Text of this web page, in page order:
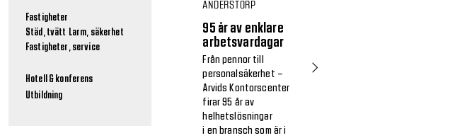
Fastigheter
Städ, tvätt Larm, säkerhet
Fastigheter, service
Hotell & konferens
Utbildning
ANDERSTORP
95 år av enklare
arbetsvardagar
Från pennor till
personalsäkerhet –
Arvids Kontorscenter
firar 95 år av
helhetslösningar
i en bransch som är i